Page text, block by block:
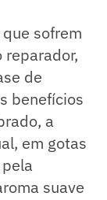
sofrem
de
benefícios
a
em gotas
suave